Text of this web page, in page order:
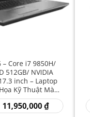
– Core i7 9850H/
512GB/ NVIDIA
inch – Laptop
Kỹ Thuật Màn
Lớn
Giá
gốc
11,950,000₫Giá
hiện